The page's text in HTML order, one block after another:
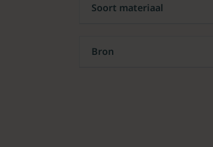
Soort materiaal
Bron